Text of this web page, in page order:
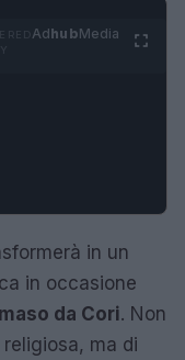
AdhubMedia
in un
in occasione
da Cori. Non
ma di